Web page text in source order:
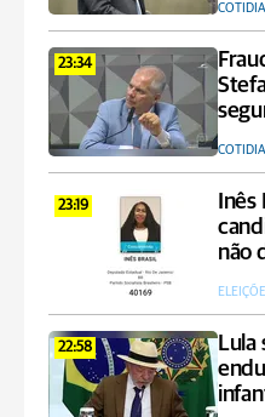
23:34
23:19
não
22:58
Lula